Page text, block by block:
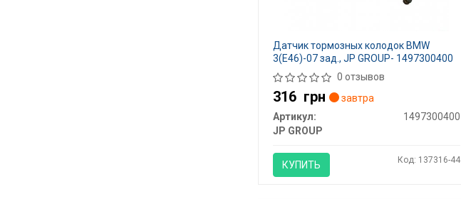
Датчик тормозных колодок BMW
3(E46)-07 зад., JP GROUP- 1497300400
0 отзывов
316 грн
завтра
Артикул:
1497300400
JP GROUP
КУПИТЬ Код: 137316-44